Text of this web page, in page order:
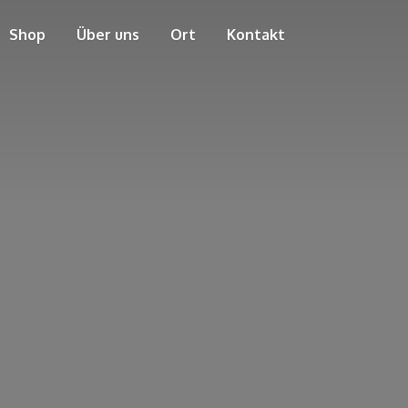
Shop Über uns Ort Kontakt